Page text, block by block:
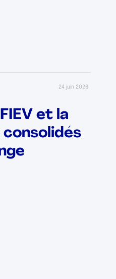
24 juin 2026
et la